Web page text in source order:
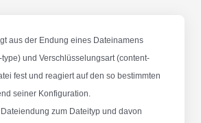
aus der Endung eines Dateinamens
und Verschlüsselungsart (content-
fest und reagiert auf den so bestimmten
seiner Konfiguration.
zum Dateityp und davon